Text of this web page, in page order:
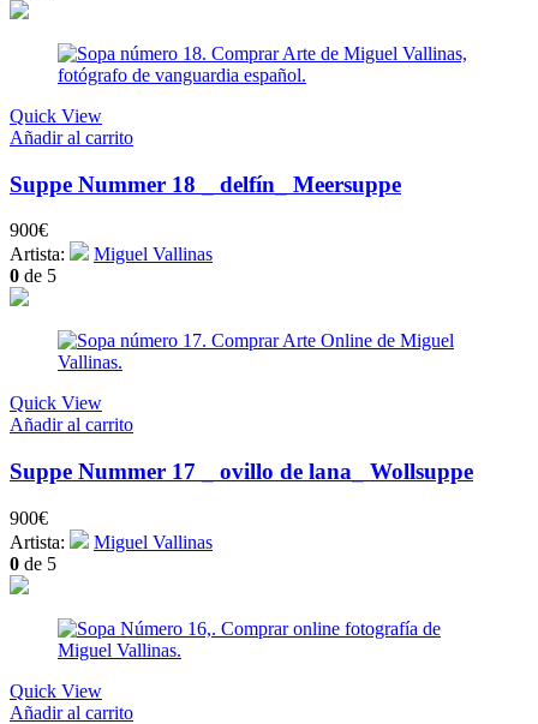
Quick View
Añadir al carrito
Suppe Nummer 18 _ delfín_ Meersuppe
900€
Artista:
Miguel Vallinas
0 de 5
Quick View
Añadir al carrito
Suppe Nummer 17 _ ovillo de lana_ Wollsuppe
900€
Artista:
Miguel Vallinas
0 de 5
Quick View
Añadir al carrito